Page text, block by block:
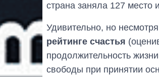
страна заняла 127 место
Удивительно, но
рейтинге счастья
продолжительность
свободы при принятии